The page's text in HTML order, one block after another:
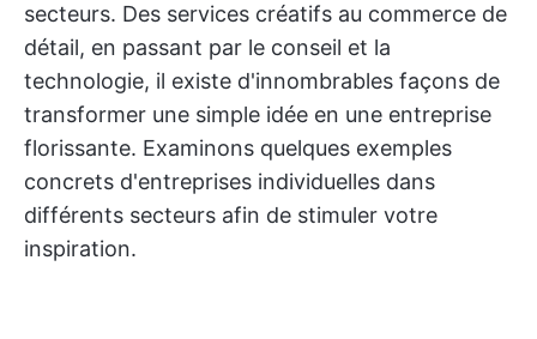
secteurs. Des services créatifs au commerce de
détail, en passant par le conseil et la
technologie, il existe d'innombrables façons de
transformer une simple idée en une entreprise
florissante. Examinons quelques exemples
concrets d'entreprises individuelles dans
différents secteurs afin de stimuler votre
inspiration.